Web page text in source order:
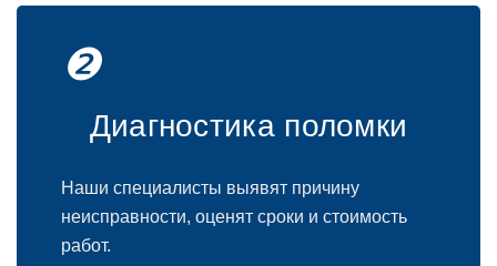
❷
Диагностика поломки
Наши специалисты выявят причину
неисправности, оценят сроки и стоимость
работ.